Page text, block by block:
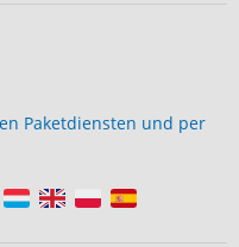
Paketdiensten und per